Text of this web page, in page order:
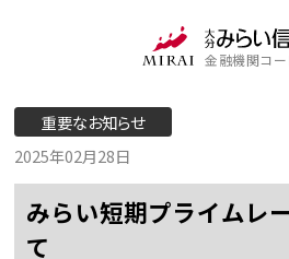
金融機関コー
重要なお知らせ
2025年02月28日
みらい短期プライムレ
て